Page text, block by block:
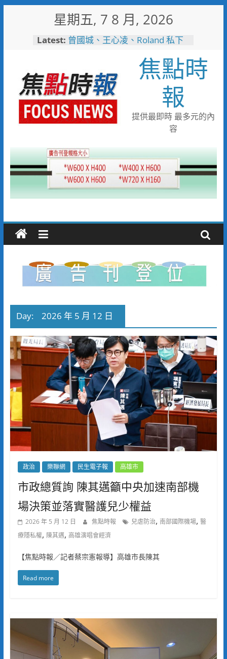
星期五, 7 8 月, 2026
Latest: 短影音行銷是什麼？2026 平台
曾國城、王心凌、Roland 私下
也愛的深夜台味！傳承一甲子
「東引小吃店」外客都朝聖的國
際級小吃
彰化縣長參選人魏平政彰化造
勢 喊福利超越六都承接王惠美
施政再升級
救護量能再升級！彰化聯合捐贈
電動擔架床
中正地下道排水溝夜間清淤 水
利局:請用路人減速慢行
焦點時
報
提供最即時 最多元的內
容
Day: 2026 年 5 月 12 日
政治 樂聯網 民生電子報 高雄市
市政總質詢 陳其邁籲中央加速南部機
場決策並落實醫護兒少權益
2026 年 5 月 12 日 焦點時報 兒虐防治, 南部國際機場, 醫
療隱私權, 陳其邁, 高雄演唱會經濟
【焦點時報／記者蔡宗憲報導】高雄市長陳其
Read more